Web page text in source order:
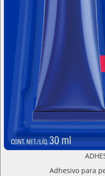
Adhesivo para